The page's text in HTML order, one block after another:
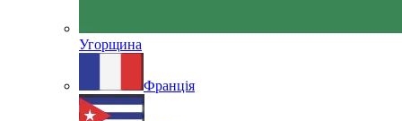
Угорщина
Франція